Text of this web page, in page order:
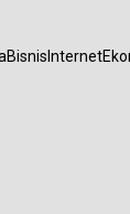
Bisnis Internet